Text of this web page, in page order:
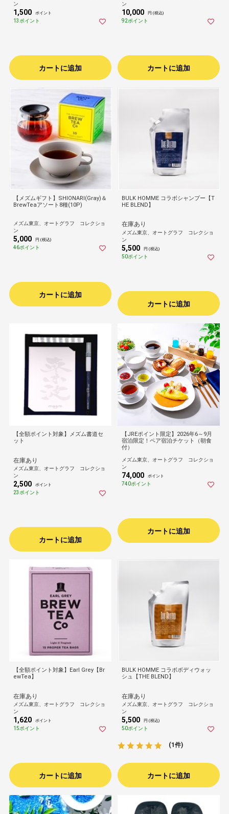
ン
1,500 ポイント
13ポイント
カートに追加
ン
10,000 円 (税込)
92ポイント
カートに追加
【メズムギフト】SHIONARI(Gray)＆
BrewTeaアソート8種(10P)
メズム東京、オートグラフ コレクショ
ン
5,000 円 (税込)
46ポイント
カートに追加
BULK HOMME コラボシャンプー【T
HE BLEND】
在庫あり
メズム東京、オートグラフ コレクショ
ン
5,500 円 (税込)
50ポイント
カートに追加
【全額ポイント対象】メズム書道セ
ット
在庫あり
メズム東京、オートグラフ コレクショ
ン
2,500 ポイント
23ポイント
カートに追加
【JREポイント限定】2026年6～9月
宿泊限定！ペア宿泊チケット（朝食
付）
メズム東京、オートグラフ コレクショ
ン
74,000 ポイント
740ポイント
カートに追加
【全額ポイント対象】Earl Grey【Br
ewTea】
在庫あり
メズム東京、オートグラフ コレクショ
ン
1,620 ポイント
15ポイント
カートに追加
BULK HOMME コラボボディウォッ
シュ【THE BLEND】
在庫あり
メズム東京、オートグラフ コレクショ
ン
5,500 円 (税込)
50ポイント
(1件)
カートに追加